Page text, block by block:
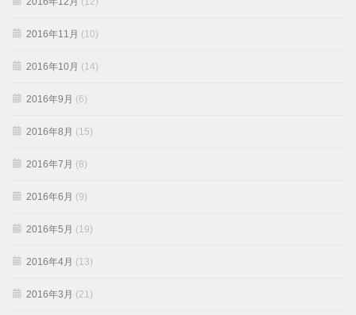
2016年11月 (10)
2016年10月 (14)
2016年9月 (6)
2016年8月 (15)
2016年7月 (8)
2016年6月 (9)
2016年5月 (19)
2016年4月 (13)
2016年3月 (21)